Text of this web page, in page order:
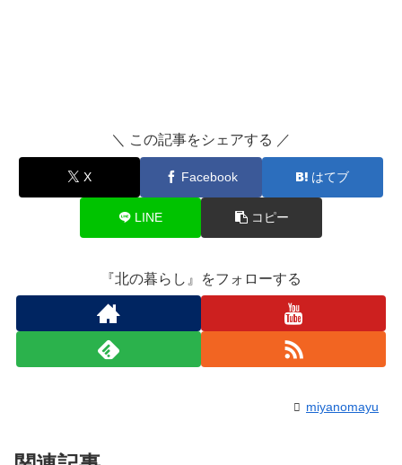
＼ この記事をシェアする ／
X Facebook はてブ
LINE コピー
『北の暮らし』をフォローする
miyanomayu